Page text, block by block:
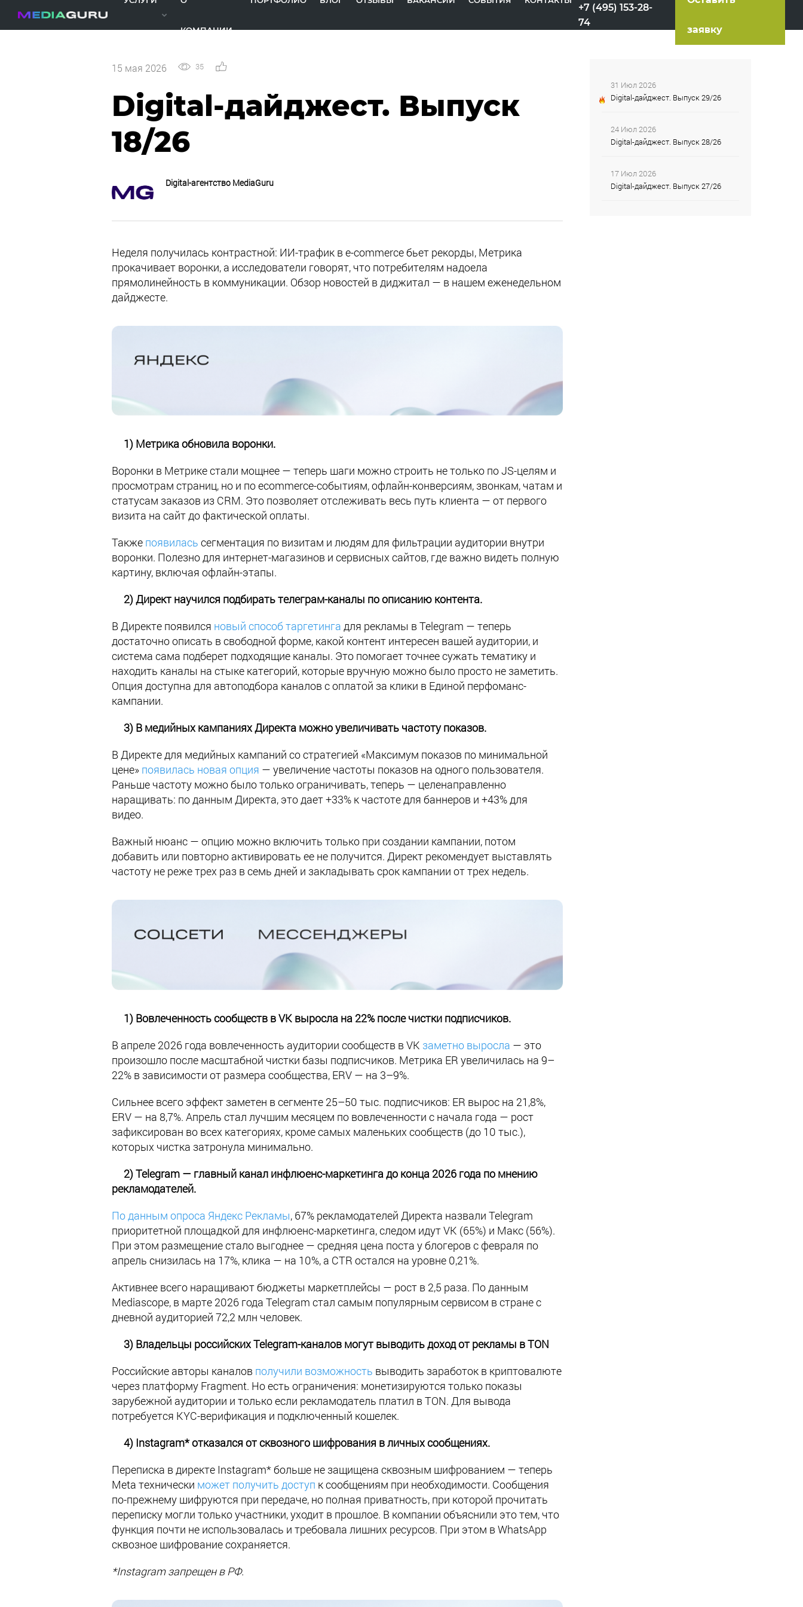
КОМПАНИИ
+7 (495) 153-28-
74
заявку
15 мая 2026 35
Digital-дайджест. Выпуск
18/26
Digital-агентство MediaGuru
Неделя получилась контрастной: ИИ-трафик в e-commerce бьет рекорды, Метрика
прокачивает воронки, а исследователи говорят, что потребителям надоела
прямолинейность в коммуникации. Обзор новостей в диджитал — в нашем еженедельном
дайджесте.
1) Метрика обновила воронки.
Воронки в Метрике стали мощнее — теперь шаги можно строить не только по JS-целям и
просмотрам страниц, но и по ecommerce-событиям, офлайн-конверсиям, звонкам, чатам и
статусам заказов из CRM. Это позволяет отслеживать весь путь клиента — от первого
визита на сайт до фактической оплаты.
Также появилась сегментация по визитам и людям для фильтрации аудитории внутри
воронки. Полезно для интернет-магазинов и сервисных сайтов, где важно видеть полную
картину, включая офлайн-этапы.
2) Директ научился подбирать телеграм-каналы по описанию контента.
В Директе появился новый способ таргетинга для рекламы в Telegram — теперь
достаточно описать в свободной форме, какой контент интересен вашей аудитории, и
система сама подберет подходящие каналы. Это помогает точнее сужать тематику и
находить каналы на стыке категорий, которые вручную можно было просто не заметить.
Опция доступна для автоподбора каналов с оплатой за клики в Единой перфоманс-
кампании.
3) В медийных кампаниях Директа можно увеличивать частоту показов.
В Директе для медийных кампаний со стратегией «Максимум показов по минимальной
цене» появилась новая опция — увеличение частоты показов на одного пользователя.
Раньше частоту можно было только ограничивать, теперь — целенаправленно
наращивать: по данным Директа, это дает +33% к частоте для баннеров и +43% для
видео.
Важный нюанс — опцию можно включить только при создании кампании, потом
добавить или повторно активировать ее не получится. Директ рекомендует выставлять
частоту не реже трех раз в семь дней и закладывать срок кампании от трех недель.
1) Вовлеченность сообществ в VK выросла на 22% после чистки подписчиков.
В апреле 2026 года вовлеченность аудитории сообществ в VK заметно выросла — это
произошло после масштабной чистки базы подписчиков. Метрика ER увеличилась на 9–
22% в зависимости от размера сообщества, ERV — на 3–9%.
Сильнее всего эффект заметен в сегменте 25–50 тыс. подписчиков: ER вырос на 21,8%,
ERV — на 8,7%. Апрель стал лучшим месяцем по вовлеченности с начала года — рост
зафиксирован во всех категориях, кроме самых маленьких сообществ (до 10 тыс.),
которых чистка затронула минимально.
2) Telegram — главный канал инфлюенс-маркетинга до конца 2026 года по мнению
рекламодателей.
По данным опроса Яндекс Рекламы, 67% рекламодателей Директа назвали Telegram
приоритетной площадкой для инфлюенс-маркетинга, следом идут VK (65%) и Макс (56%).
При этом размещение стало выгоднее — средняя цена поста у блогеров с февраля по
апрель снизилась на 17%, клика — на 10%, а CTR остался на уровне 0,21%.
Активнее всего наращивают бюджеты маркетплейсы — рост в 2,5 раза. По данным
Mediascope, в марте 2026 года Telegram стал самым популярным сервисом в стране с
дневной аудиторией 72,2 млн человек.
3) Владельцы российских Telegram-каналов могут выводить доход от рекламы в TON
Российские авторы каналов получили возможность выводить заработок в криптовалюте
через платформу Fragment. Но есть ограничения: монетизируются только показы
зарубежной аудитории и только если рекламодатель платил в TON. Для вывода
потребуется KYC-верификация и подключенный кошелек.
4) Instagram* отказался от сквозного шифрования в личных сообщениях.
Переписка в директе Instagram* больше не защищена сквозным шифрованием — теперь
Meta технически может получить доступ к сообщениям при необходимости. Сообщения
по-прежнему шифруются при передаче, но полная приватность, при которой прочитать
переписку могли только участники, уходит в прошлое. В компании объяснили это тем, что
функция почти не использовалась и требовала лишних ресурсов. При этом в WhatsApp
сквозное шифрование сохраняется.
*Instagram запрещен в РФ.
31 Июл 2026
Digital-дайджест. Выпуск 29/26
24 Июл 2026
Digital-дайджест. Выпуск 28/26
17 Июл 2026
Digital-дайджест. Выпуск 27/26